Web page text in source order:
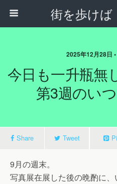
街を歩け
2025年12月28日
今日も一升瓶
第3週のい
Share Tweet
9月の週末。
写真展在展した後の晩酌に